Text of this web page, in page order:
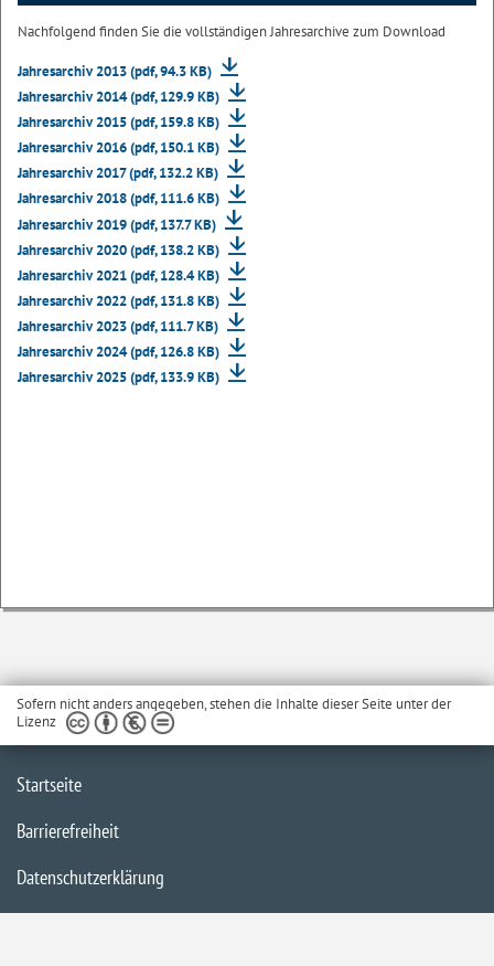
Nachfolgend finden Sie die vollständigen Jahresarchive zum Download
Jahresarchiv 2013 (pdf, 94.3 KB)
Jahresarchiv 2014 (pdf, 129.9 KB)
Jahresarchiv 2015 (pdf, 159.8 KB)
Jahresarchiv 2016 (pdf, 150.1 KB)
Jahresarchiv 2017 (pdf, 132.2 KB)
Jahresarchiv 2018 (pdf, 111.6 KB)
Jahresarchiv 2019 (pdf, 137.7 KB)
Jahresarchiv 2020 (pdf, 138.2 KB)
Jahresarchiv 2021 (pdf, 128.4 KB)
Jahresarchiv 2022 (pdf, 131.8 KB)
Jahresarchiv 2023 (pdf, 111.7 KB)
Jahresarchiv 2024 (pdf, 126.8 KB)
Jahresarchiv 2025 (pdf, 133.9 KB)
Sofern nicht anders angegeben, stehen die Inhalte dieser Seite unter der
Lizenz
Startseite
Barrierefreiheit
Datenschutzerklärung